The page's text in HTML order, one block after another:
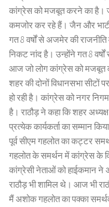
कांग्रेस को मजबूत करने का है।
कमजोर कर रहे हैं। जैन और भाटी
गत 8 वर्षों से अजमेर की
निकट नांद है। उन्होंने गत 8
आज जो लोग कांग्रेस को मजबूत
शहर की दोनों विधानसभा सीटों
हो रही है। कांग्रेस को नगर
है। राठौड़ ने कहा कि शहर
प्रत्येक कार्यकर्ता का सम्मान
पूर्व सीएम गहलोत का कट्टर
गहलोत के समर्थन में कांग्रेस के
कांग्रेसी नेताओं को हाईकमान ने
राठौड़ भी शामिल थे। आज भी
मैं अशोक गहलोत का पक्का